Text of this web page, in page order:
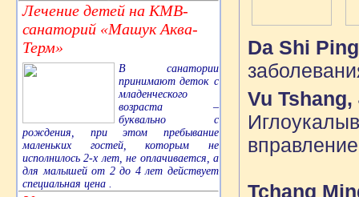
Лечение детей на КМВ-
санаторий «Машук Аква-
Терм»
В санатории
принимают деток с
младенческого
возраста –
буквально с
рождения, при этом пребывание
маленьких гостей, которым не
исполнилось 2-х лет, не оплачивается, а
для малышей от 2 до 4 лет действует
специальная цена .
Da Shi
Vu Tshang,
Tchang